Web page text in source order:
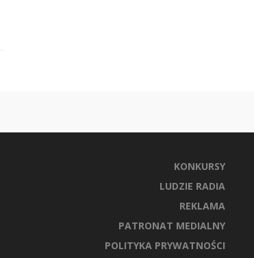
KONKURSY
LUDZIE RADIA
REKLAMA
PATRONAT MEDIALNY
POLITYKA PRYWATNOŚCI